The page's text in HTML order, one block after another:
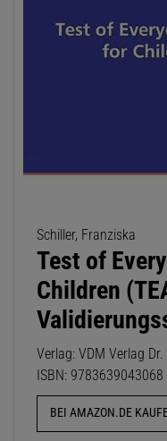
Schiller, Franziska
Test of
Children
Verlag: VDM Verlag
ISBN: 9783639043068
BEI AMAZON.DE